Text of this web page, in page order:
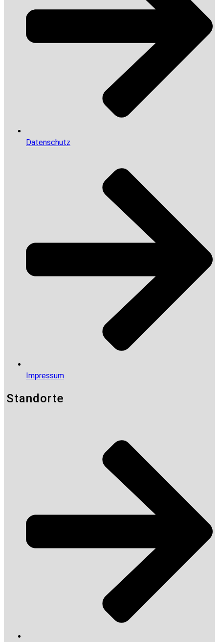
Datenschutz
Impressum
Standorte